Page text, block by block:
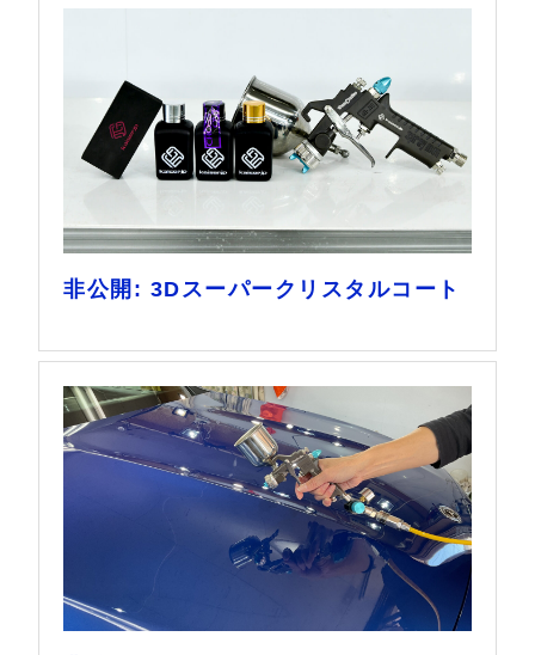
非公開: 3Dスーパークリスタルコート